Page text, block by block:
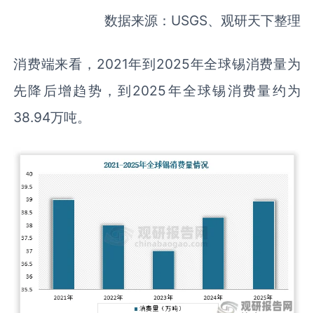
数据来源：USGS、观研天下整理
消费端来看，2021年到2025年全球锡消费量为
先降后增趋势，到2025年全球锡消费量约为
38.94万吨。